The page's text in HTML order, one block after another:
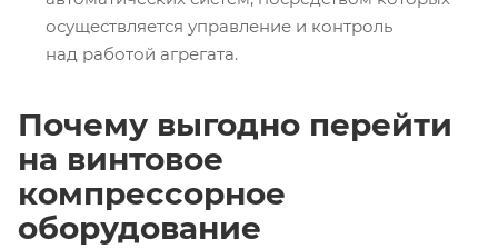
осуществляется управление и контроль
над работой агрегата.
Почему выгодно перейти
на винтовое
компрессорное
оборудование